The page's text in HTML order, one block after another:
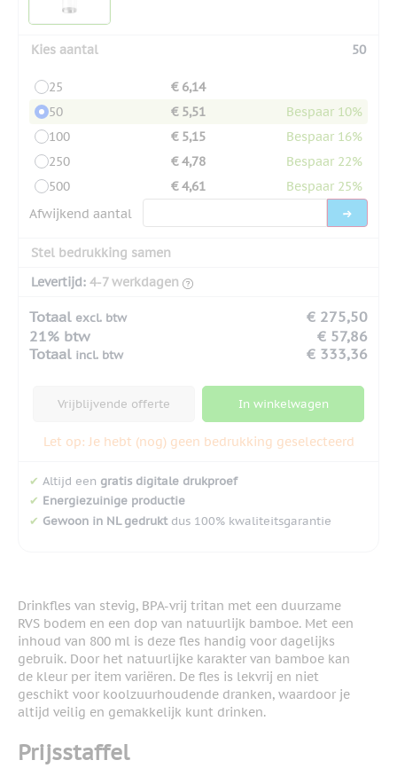
Kies aantal 50
25
€ 6,14
50
€ 5,51
Bespaar 10%
100
€ 5,15
Bespaar 16%
250
€ 4,78
Bespaar 22%
500
€ 4,61
Bespaar 25%
Afwijkend aantal
Stel bedrukking samen
Levertijd: 4-7 werkdagen
Totaal excl. btw
€ 275,50
21% btw
€ 57,86
Totaal incl. btw € 333,36
Vrijblijvende offerte In winkelwagen
Let op: Je hebt (nog) geen bedrukking geselecteerd
✔ Altijd een gratis digitale drukproef
✔ Energiezuinige productie
✔ Gewoon in NL gedruktdus 100% kwaliteitsgarantie
Drinkfles van stevig, BPA-vrij tritan met een duurzame
RVS bodem en een dop van natuurlijk bamboe. Met een
inhoud van 800 ml is deze fles handig voor dagelijks
gebruik. Door het natuurlijke karakter van bamboe kan
de kleur per item variëren. De fles is lekvrij en niet
geschikt voor koolzuurhoudende dranken, waardoor je
altijd veilig en gemakkelijk kunt drinken.
Prijsstaffel